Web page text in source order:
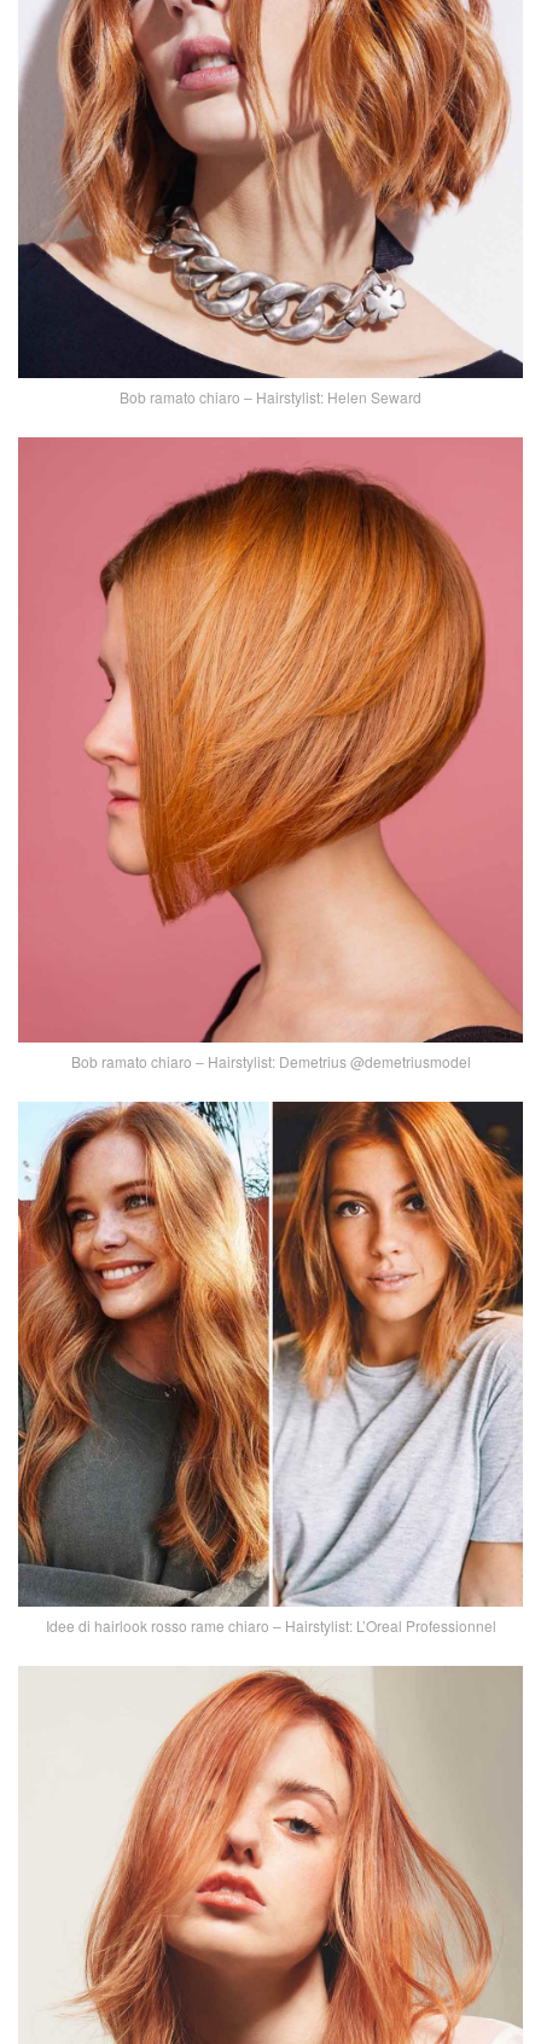
Bob ramato chiaro – Hairstylist: Helen Seward
Bob ramato chiaro – Hairstylist: Demetrius @demetriusmodel
Idee di hairlook rosso rame chiaro – Hairstylist: L’Oreal Professionnel